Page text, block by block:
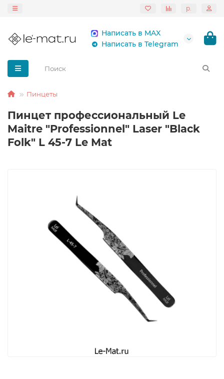
р.
Написать в MAX
Написать в Telegram
Пинцеты
Пинцет профессиональный Le
Maitre "Professionnel" Laser "Black
Folk" L 45-7 Le Mat